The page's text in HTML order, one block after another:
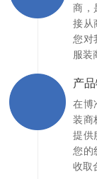
商，
接从
您对
服装
产
在博
装商
提供
您的
收取